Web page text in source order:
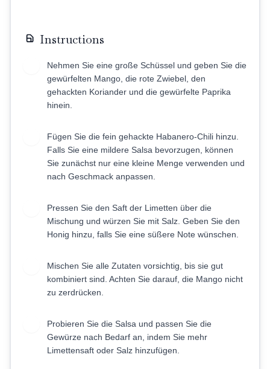
Instructions
Nehmen Sie eine große Schüssel und geben Sie die
gewürfelten Mango, die rote Zwiebel, den
gehackten Koriander und die gewürfelte Paprika
hinein.
Fügen Sie die fein gehackte Habanero-Chili hinzu.
Falls Sie eine mildere Salsa bevorzugen, können
Sie zunächst nur eine kleine Menge verwenden und
nach Geschmack anpassen.
Pressen Sie den Saft der Limetten über die
Mischung und würzen Sie mit Salz. Geben Sie den
Honig hinzu, falls Sie eine süßere Note wünschen.
Mischen Sie alle Zutaten vorsichtig, bis sie gut
kombiniert sind. Achten Sie darauf, die Mango nicht
zu zerdrücken.
Probieren Sie die Salsa und passen Sie die
Gewürze nach Bedarf an, indem Sie mehr
Limettensaft oder Salz hinzufügen.